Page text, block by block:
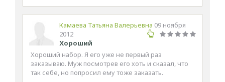
Камаева Татьяна Валерьевна 09 ноября
2012
Хороший
Хороший набор. Я его уже не первый раз
заказываю. Муж посмотрев его хоть и сказал, что
так себе, но попросил ему тоже заказать.